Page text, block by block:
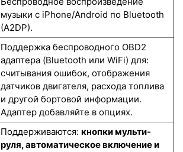
музыки с iPhone/Android по Bluetooth
(A2DP).
Поддержка беспроводного OBD2
адаптера (Bluetooth или WiFi) для:
считывания ошибок, отображения
датчиков двигателя, расхода топлива
и другой бортовой информации.
Адаптер добавляйте в опциях.
Поддерживаются: кнопки мульти-
руля, автоматическое включение и